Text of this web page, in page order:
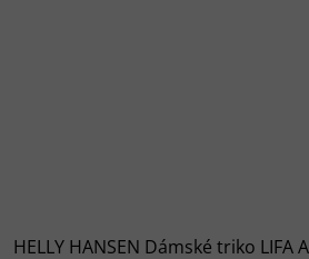
HELLY HANSEN Dámské triko LIFA